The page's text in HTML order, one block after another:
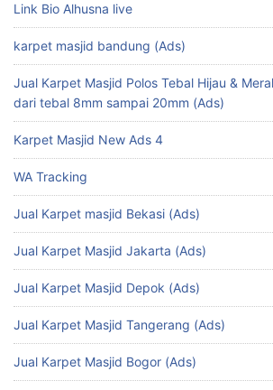
Link Bio Alhusna live
karpet masjid bandung (Ads)
Jual Karpet Masjid Polos Tebal Hijau &
dari tebal 8mm sampai 20mm (Ads)
Karpet Masjid New Ads 4
WA Tracking
Jual Karpet masjid Bekasi (Ads)
Jual Karpet Masjid Jakarta (Ads)
Jual Karpet Masjid Depok (Ads)
Jual Karpet Masjid Tangerang (Ads)
Jual Karpet Masjid Bogor (Ads)